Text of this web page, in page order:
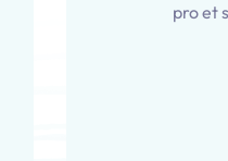
pro et